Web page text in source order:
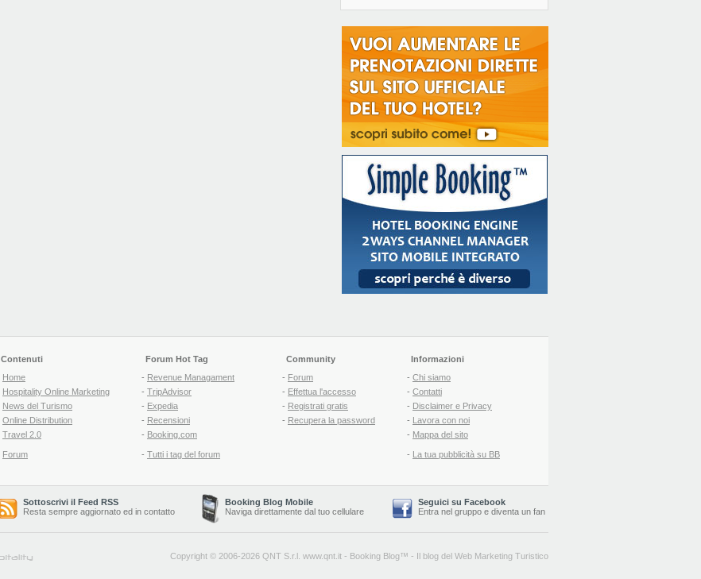
Contenuti
Home
Hospitality Online Marketing
News del Turismo
Online Distribution
Travel 2.0
Forum
Forum Hot Tag
- Revenue Managament
- TripAdvisor
- Expedia
- Recensioni
- Booking.com
- Tutti i tag del forum
Community
- Forum
- Effettua l'accesso
- Registrati gratis
- Recupera la password
Informazioni
- Chi siamo
- Contatti
- Disclaimer e Privacy
- Lavora con noi
- Mappa del sito
- La tua pubblicità su BB
Sottoscrivi il Feed RSS
Resta sempre aggiornato ed in contatto
Booking Blog Mobile
Naviga direttamente dal tuo cellulare
Seguici su Facebook
Entra nel gruppo e diventa un fan
Copyright © 2006-2026 QNT S.r.l. www.qnt.it - Booking Blog™ - Il blog del Web Marketing Turistico